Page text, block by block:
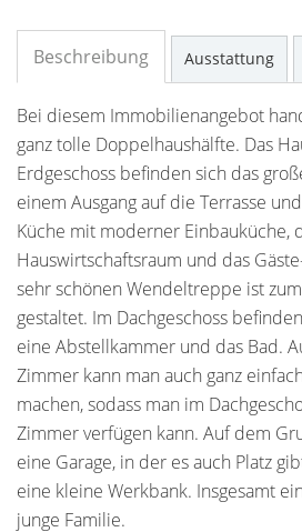
Beschreibung Ausstattung
Bei diesem Immobilienangebot
ganz tolle Doppelhaushälfte. Das
Erdgeschoss befinden sich das
einem Ausgang auf die Terrasse
Küche mit moderner Einbauküche,
Hauswirtschaftsraum und das
sehr schönen Wendeltreppe ist
gestaltet. Im Dachgeschoss
eine Abstellkammer und das Bad.
Zimmer kann man auch ganz
machen, sodass man im
Zimmer verfügen kann. Auf dem
eine Garage, in der es auch Platz
eine kleine Werkbank. Insgesamt
junge Familie.